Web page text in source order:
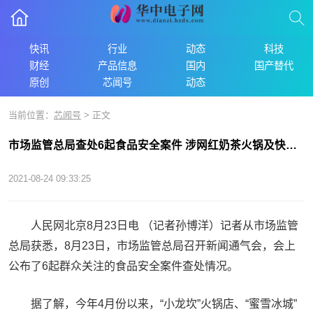
快讯 行业 动态
科技
财经
产品信息 国内
国产替代
原创
芯闻号 动态
当前位置： 芯闻号 > 正文
市场监管总局查处6起食品安全案件 涉网红奶茶火锅及快餐店
2021-08-24 09:33:25
人民网北京8月23日电 （记者孙博洋）记者从市场监管
总局获悉，8月23日，市场监管总局召开新闻通气会，会上
公布了6起群众关注的食品安全案件查处情况。
据了解，今年4月份以来，“小龙坎”火锅店、“蜜雪冰城”